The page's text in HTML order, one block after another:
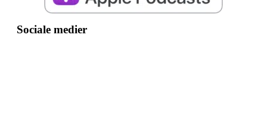
Sociale medier